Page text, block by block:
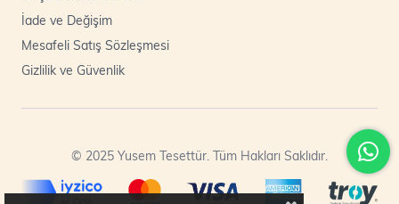
İade ve Değişim
Mesafeli Satış Sözleşmesi
Gizlilik ve Güvenlik
© 2025 Yusem Tesettür. Tüm Hakları Saklıdır.